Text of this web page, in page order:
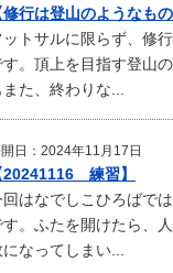
修行は登山のようなもの
ットサルに限らず、修
す。頂上を目指す登山
また、終わりな...
日：2024年11月17日
20241116 練習】
回はなでしこひろばで
す。ふたを開けたら、
になってしまい...